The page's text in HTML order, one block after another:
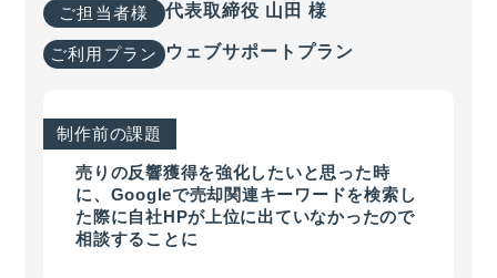
ご担当者様 代表取締役 山田 様
ご利用プラン ウェブサポートプラン
制作前の課題
売りの反響獲得を強化したいと思った時
に、Googleで売却関連キーワードを検索し
た際に自社HPが上位に出ていなかったので
相談することに